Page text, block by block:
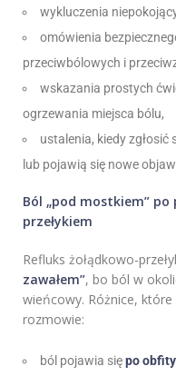
wykluczenia
omówienia
przeciwbólowych i
wskazania prostych
ogrzewania miejsca bólu,
ustalenia, kiedy zgłosić
lub pojawią się nowe
Ból „pod mostkiem” po
przełykiem
Refluks żołądkowo-
zawałem”, bo ból w
wieńcowy. Różnice,
rozmowie:
ból pojawia siępo